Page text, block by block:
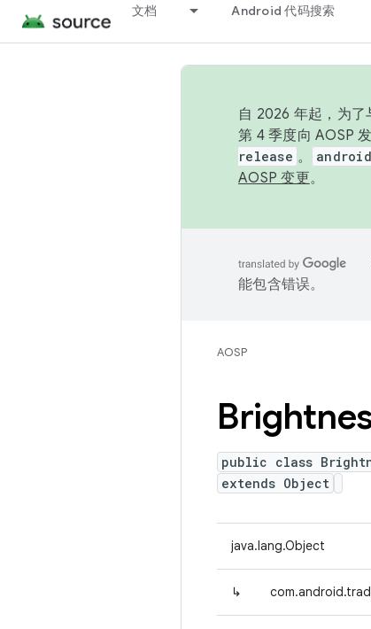
文档 Android 代码搜索
自 2026 年起，为
第 4 季度向 AOSP
release 。
AOSP 变更。
能包含错误。
AOSP
public class
extends Object
java.lang.Object
↳